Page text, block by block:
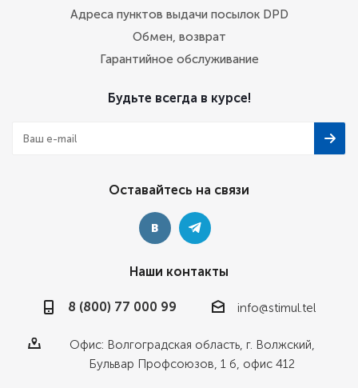
Адреса пунктов выдачи посылок DPD
Обмен, возврат
Гарантийное обслуживание
Будьте всегда в курсе!
Оставайтесь на связи
Наши контакты
8 (800) 77 000 99 info@stimul.tel
Офис: Волгоградская область, г. Волжский,
Бульвар Профсоюзов, 1 б, офис 412